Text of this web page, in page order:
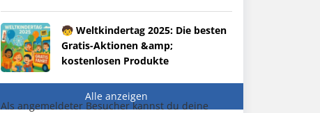
🧒 Weltkindertag 2025: Die besten
Gratis-Aktionen &amp;
kostenlosen Produkte
Alle anzeigen
Als angemeldeter Besucher kannst du deine